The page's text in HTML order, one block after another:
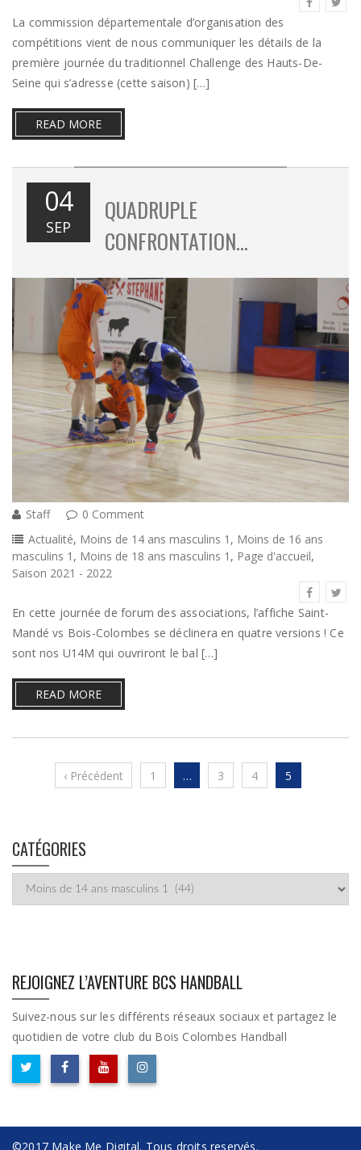
La commission départementale d’organisation des
compétitions vient de nous communiquer les détails de la
première journée du traditionnel Challenge des Hauts-De-
Seine qui s’adresse (cette saison) […]
READ MORE
04
SEP
QUADRUPLE
CONFRONTATION…
Staff
0 Comment
Actualité, Moins de 14 ans masculins 1 , Moins de 16 ans
masculins 1 , Moins de 18 ans masculins 1 , Page d'accueil,
Saison 2021 - 2022
En cette journée de forum des associations, l’affiche Saint-
Mandé vs Bois-Colombes se déclinera en quatre versions ! Ce
sont nos U14M qui ouvriront le bal […]
READ MORE
‹ Précédent 1 … 3 4 5
CATÉGORIES
Catégories
REJOIGNEZ L’AVENTURE BCS HANDBALL
Suivez-nous sur les différents réseaux sociaux et partagez le
quotidien de votre club du Bois Colombes Handball
©2017 Make Me Digital. Tous droits reservés.